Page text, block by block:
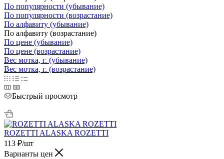
По популярности (убывание)
По популярности (возрастание)
По алфавиту (убывание)
По алфавиту (возрастание)
По цене (убывание)
По цене (возрастание)
Вес мотка, г. (убывание)
Вес мотка, г. (возрастание)
Быстрый просмотр
ROZETTI ALASKA ROZETTI
113 ₽/шт
Варианты цен